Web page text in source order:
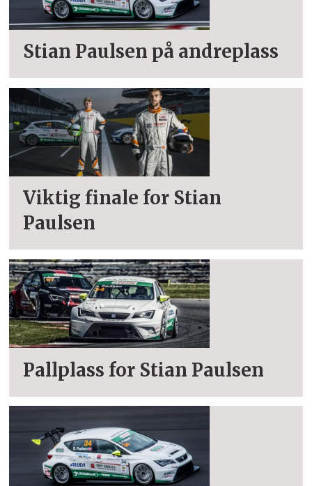
Stian Paulsen på andreplass
Viktig finale for Stian
Paulsen
Pallplass for Stian Paulsen